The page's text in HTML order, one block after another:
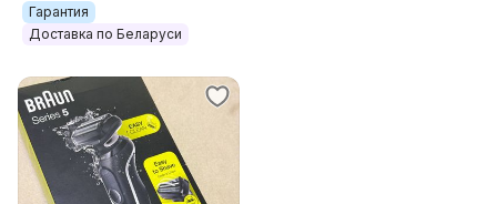
Гарантия
Доставка по Беларуси